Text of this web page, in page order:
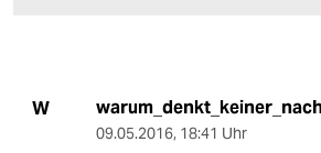
W
09.05.2016, 18:41 Uhr